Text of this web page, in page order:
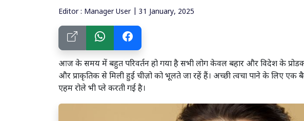
Editor : Manager User | 31 January, 2025
आज के समय में बहुत परिवर्तन हो गया है सभी लोग केवल बहार और विदेश के
और प्राकृतिक से मिली हुई चीज़ो को भूलते जा रहें हैं। अच्छी त्वचा पाने के लिए एक
एहम रोले भी प्ले करती गई है।